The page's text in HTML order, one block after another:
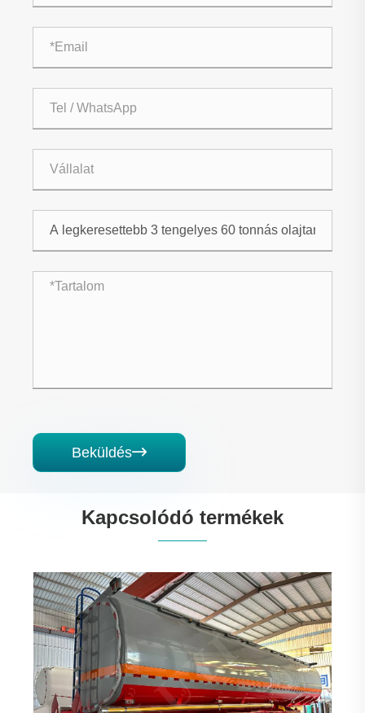
Beküldés
Kapcsolódó termékek